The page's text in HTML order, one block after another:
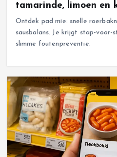
tamarinde, limoen en
Ontdek pad mie: snelle
sausbalans. Je krijgt stap-voor-
slimme foutenpreventie.